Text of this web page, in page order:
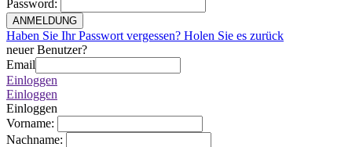
Password:
ANMELDUNG
Haben Sie Ihr Passwort vergessen? Holen Sie es zurück
neuer Benutzer?
Email
Einloggen
Einloggen
Einloggen
Vorname:
Nachname: